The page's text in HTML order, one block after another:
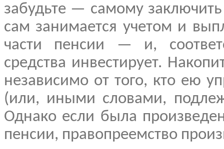
забудьте — самому
сам занимается учетом и
части пенсии — и,
средства инвестирует.
независимо от того, кто ею
(или, иными словами,
Однако если была
пенсии, правопреемство